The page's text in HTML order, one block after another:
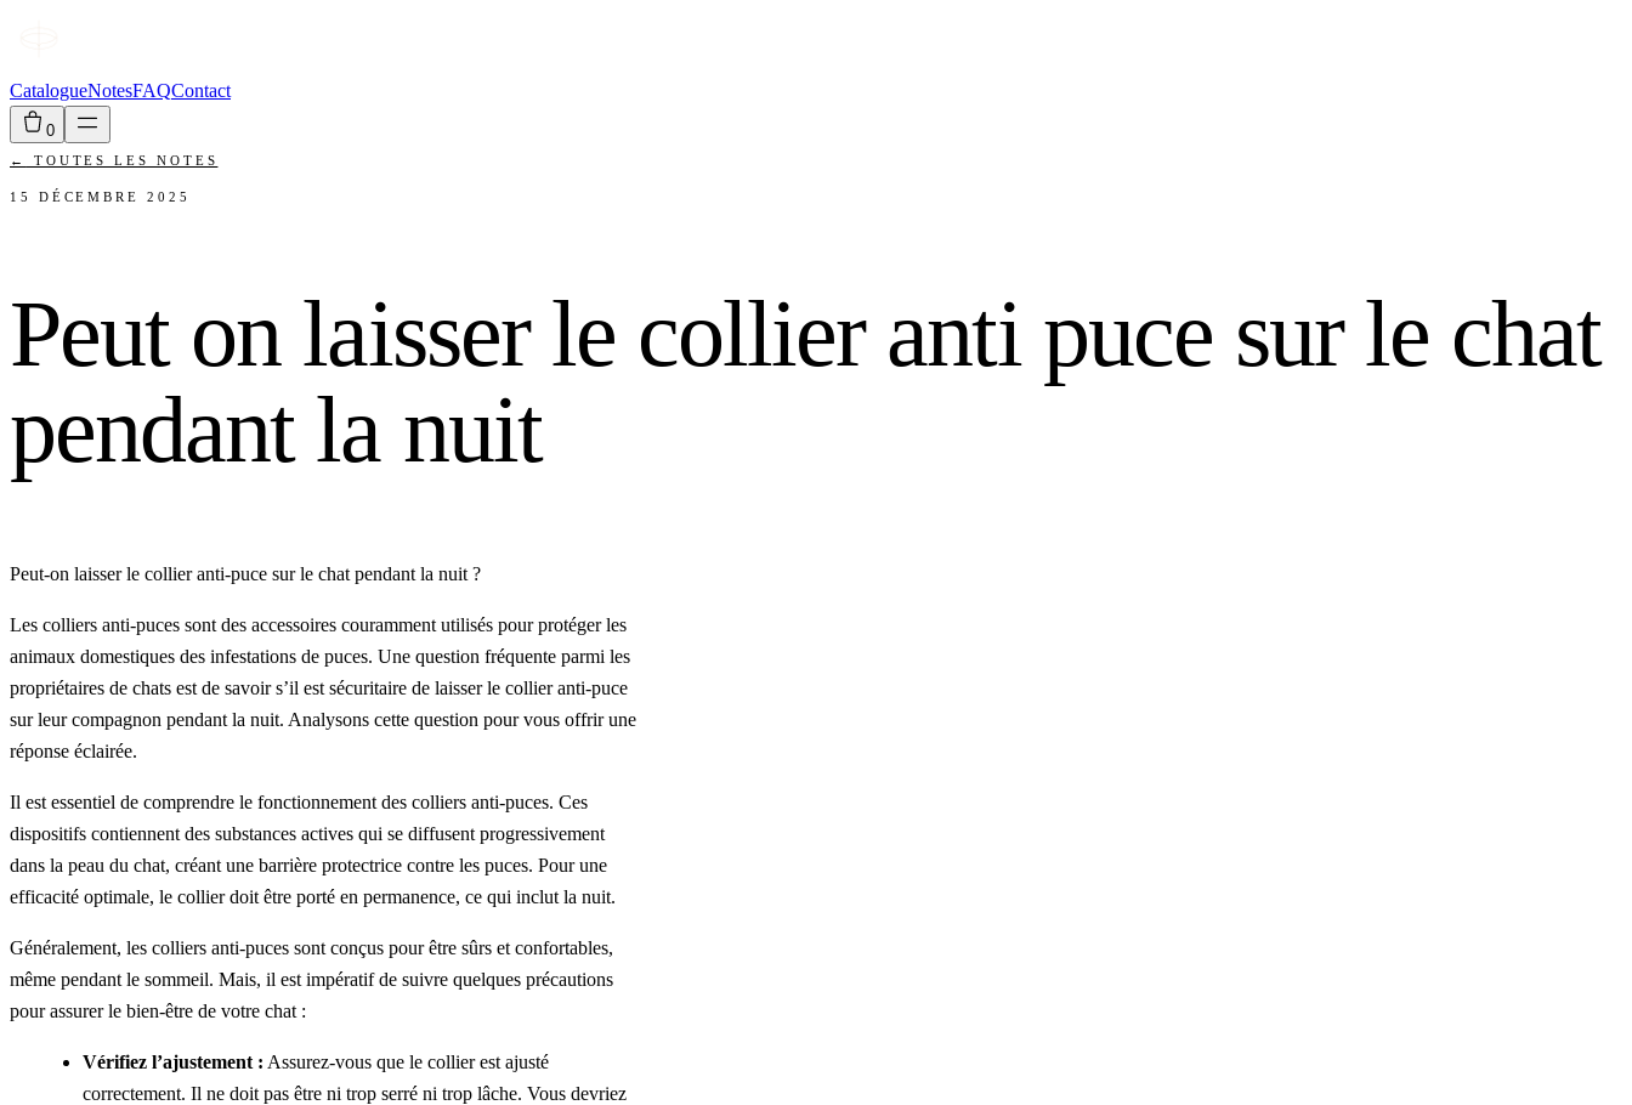
CatalogueNotesFAQContact
0
← TOUTES LES NOTES
15 DÉCEMBRE 2025
Peut on laisser le collier anti puce sur le chat
pendant la nuit
Peut-on laisser le collier anti-puce sur le chat pendant la nuit ?
Les colliers anti-puces sont des accessoires couramment utilisés pour protéger les
animaux domestiques des infestations de puces. Une question fréquente parmi les
propriétaires de chats est de savoir s’il est sécuritaire de laisser le collier anti-puce
sur leur compagnon pendant la nuit. Analysons cette question pour vous offrir une
réponse éclairée.
Il est essentiel de comprendre le fonctionnement des colliers anti-puces. Ces
dispositifs contiennent des substances actives qui se diffusent progressivement
dans la peau du chat, créant une barrière protectrice contre les puces. Pour une
efficacité optimale, le collier doit être porté en permanence, ce qui inclut la nuit.
Généralement, les colliers anti-puces sont conçus pour être sûrs et confortables,
même pendant le sommeil. Mais, il est impératif de suivre quelques précautions
pour assurer le bien-être de votre chat :
Vérifiez l’ajustement : Assurez-vous que le collier est ajusté
correctement. Il ne doit pas être ni trop serré ni trop lâche. Vous devriez